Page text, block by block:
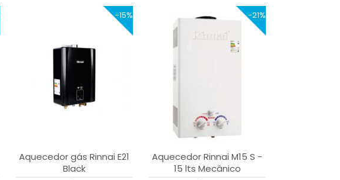
-15%
Aquecedor gás Rinnai E21
Black
-21%
Aquecedor Rinnai M15 S -
15 lts Mecânico